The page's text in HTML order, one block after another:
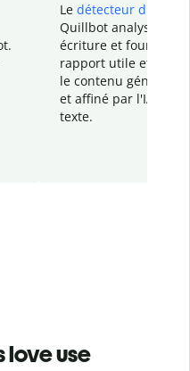
Le détecteur d'IA
Quillbot analyse votre
écriture et fournit un
rapport utile et
le contenu généré
et affiné par l'IA
texte.
love use